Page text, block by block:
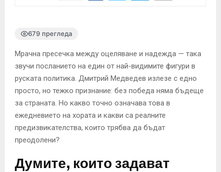
679 прегледа
Мрачна пресечка между оцеляване и надежда — така
звучи посланието на един от най-видимите фигури в
руската политика. Дмитрий Медведев излезе с едно
просто, но тежко признание: без победа няма бъдеще
за страната. Но какво точно означава това в
ежедневието на хората и какви са реалните
предизвикателства, които трябва да бъдат
преодолени?
Думите, които задават